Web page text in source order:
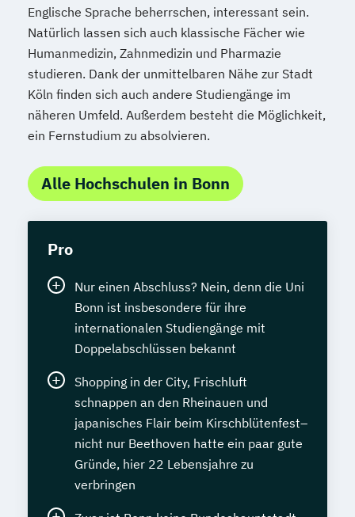
Englische Sprache beherrschen, interessant sein.
Natürlich lassen sich auch klassische Fächer wie
Humanmedizin, Zahnmedizin und Pharmazie
studieren. Dank der unmittelbaren Nähe zur Stadt
Köln finden sich auch andere Studiengänge im
näheren Umfeld. Außerdem besteht die Möglichkeit,
ein Fernstudium zu absolvieren.
Alle Hochschulen in Bonn
Pro
Nur einen Abschluss? Nein, denn die Uni
Bonn ist insbesondere für ihre
internationalen Studiengänge mit
Doppelabschlüssen bekannt
Shopping in der City, Frischluft
schnappen an den Rheinauen und
japanisches Flair beim Kirschblütenfest–
nicht nur Beethoven hatte ein paar gute
Gründe, hier 22 Lebensjahre zu
verbringen